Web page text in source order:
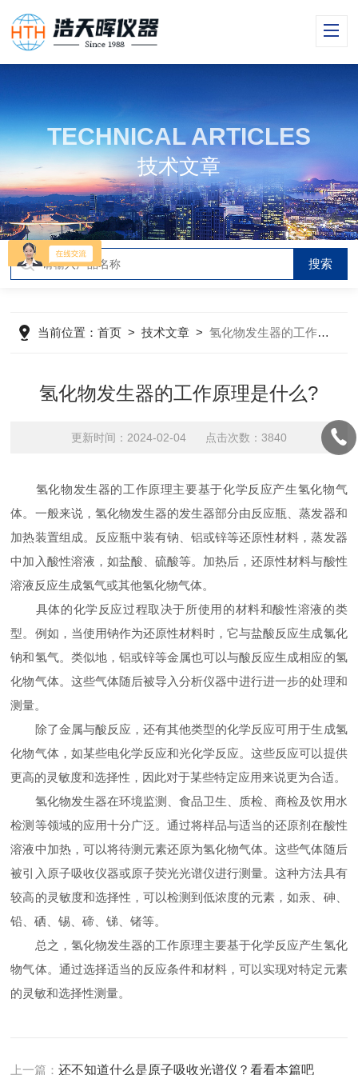
TECHNICAL ARTICLES
技术文章
当前位置：首页 >技术文章 >氢化物发生器的工作原理是什么?
氢化物发生器的工作原理是什么?
更新时间：2024-02-04 点击次数：3840
氢化物发生器的工作原理主要基于化学反应产生氢化物气
体。一般来说，氢化物发生器的发生器部分由反应瓶、蒸发器和
加热装置组成。反应瓶中装有钠、铝或锌等还原性材料，蒸发器
中加入酸性溶液，如盐酸、硫酸等。加热后，还原性材料与酸性
溶液反应生成氢气或其他氢化物气体。
具体的化学反应过程取决于所使用的材料和酸性溶液的类
型。例如，当使用钠作为还原性材料时，它与盐酸反应生成氯化
钠和氢气。类似地，铝或锌等金属也可以与酸反应生成相应的氢
化物气体。这些气体随后被导入分析仪器中进行进一步的处理和
测量。
除了金属与酸反应，还有其他类型的化学反应可用于生成氢
化物气体，如某些电化学反应和光化学反应。这些反应可以提供
更高的灵敏度和选择性，因此对于某些特定应用来说更为合适。
氢化物发生器在环境监测、食品卫生、质检、商检及饮用水
检测等领域的应用十分广泛。通过将样品与适当的还原剂在酸性
溶液中加热，可以将待测元素还原为氢化物气体。这些气体随后
被引入原子吸收仪器或原子荧光光谱仪进行测量。这种方法具有
较高的灵敏度和选择性，可以检测到低浓度的元素，如汞、砷、
铅、硒、锡、碲、锑、锗等。
总之，氢化物发生器的工作原理主要基于化学反应产生氢化
物气体。通过选择适当的反应条件和材料，可以实现对特定元素
的灵敏和选择性测量。
上一篇：还不知道什么是原子吸收光谱仪？看看本篇吧